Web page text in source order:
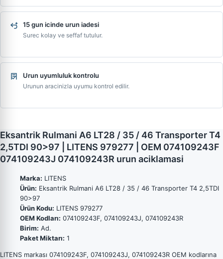
15 gun icinde urun iadesi
Surec kolay ve seffaf tutulur.
Urun uyumluluk kontrolu
Urunun aracinizla uyumu kontrol edilir.
Eksantrik Rulmani A6 LT28 / 35 / 46 Transporter T4
2,5TDI 90>97 | LITENS 979277 | OEM 074109243F
074109243J 074109243R urun aciklamasi
Marka: LITENS
Ürün: Eksantrik Rulmani A6 LT28 / 35 / 46 Transporter T4 2,5TDI
90>97
Ürün Kodu: LITENS 979277
OEM Kodları: 074109243F, 074109243J, 074109243R
Birim: Ad.
Paket Miktarı: 1
LITENS markası 074109243F, 074109243J, 074109243R OEM kodlarına